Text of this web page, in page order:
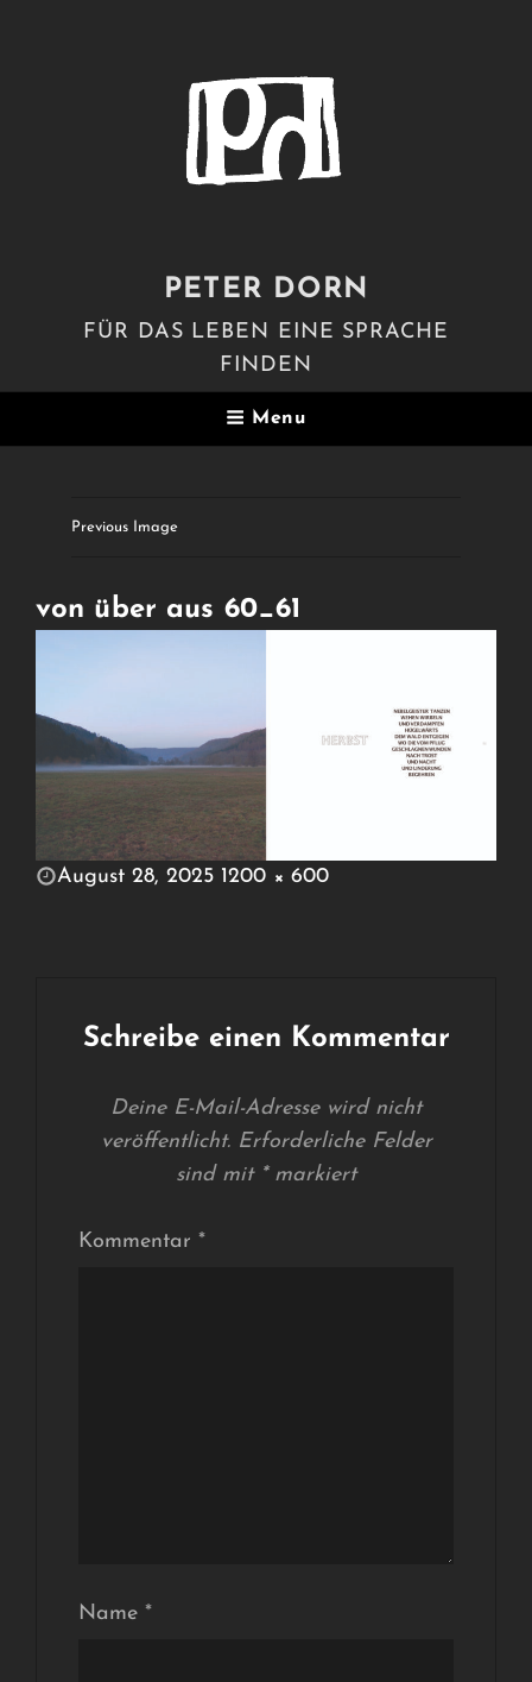
PETER DORN
FÜR DAS LEBEN EINE SPRACHE
FINDEN
Menu
Previous Image
von über aus 60_61
POSTED
August 28, 2025 1200 × 600
Schreibe einen Kommentar
Deine E-Mail-Adresse wird nicht
veröffentlicht. Erforderliche Felder
sind mit *markiert
Kommentar *
Name *